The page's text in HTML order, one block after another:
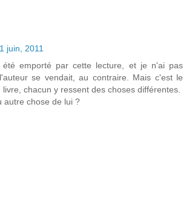
juin, 2011
emporté par cette lecture, et je n'ai pas
se vendait, au contraire. Mais c'est le
chacun y ressent des choses différentes.
autre chose de lui ?